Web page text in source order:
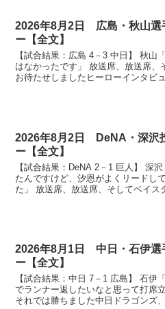
2026年8月2日 広島・秋山
ー【全文】
【試合結果：広島 4－3 中日】 秋山
はなかったです」 放送席、放送席、
お待たせしましたヒーローインタビ
2026年8月2日 DeNA・深沢
ー【全文】
【試合結果：DeNA 2－1 巨人】 深
たんですけど、汐恩がよくリードし
た」 放送席、放送席、そしてベイス
2026年8月1日 中日・石伊
ー【全文】
【試合結果：中日 7－1 広島】 石伊
でランナー返したいなと思って打席
それでは勝ちました中日ドラゴンズ